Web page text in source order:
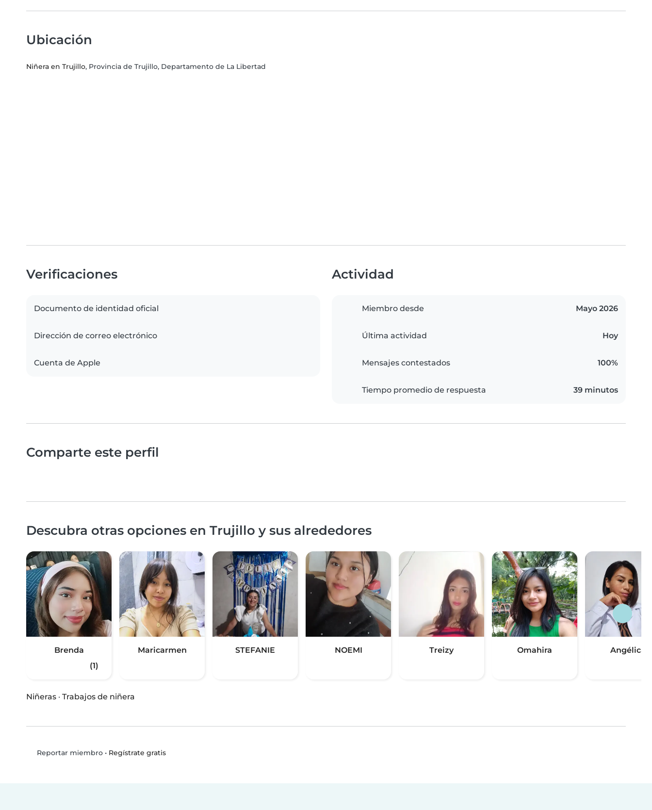
Ubicación
Niñera en Trujillo, Provincia de Trujillo, Departamento de La Libertad
Verificaciones
Documento de identidad oficial
Dirección de correo electrónico
Cuenta de Apple
Actividad
Miembro desde Mayo 2026
Última actividad Hoy
Mensajes contestados 100%
Tiempo promedio de respuesta 39 minutos
Comparte este perfil
Descubra otras opciones en Trujillo y sus alrededores
Brenda
(1)
Maricarmen STEFANIE NOEMI Treizy Omahira Angélica
Niñeras · Trabajos de niñera
Reportar miembro• Regístrate gratis